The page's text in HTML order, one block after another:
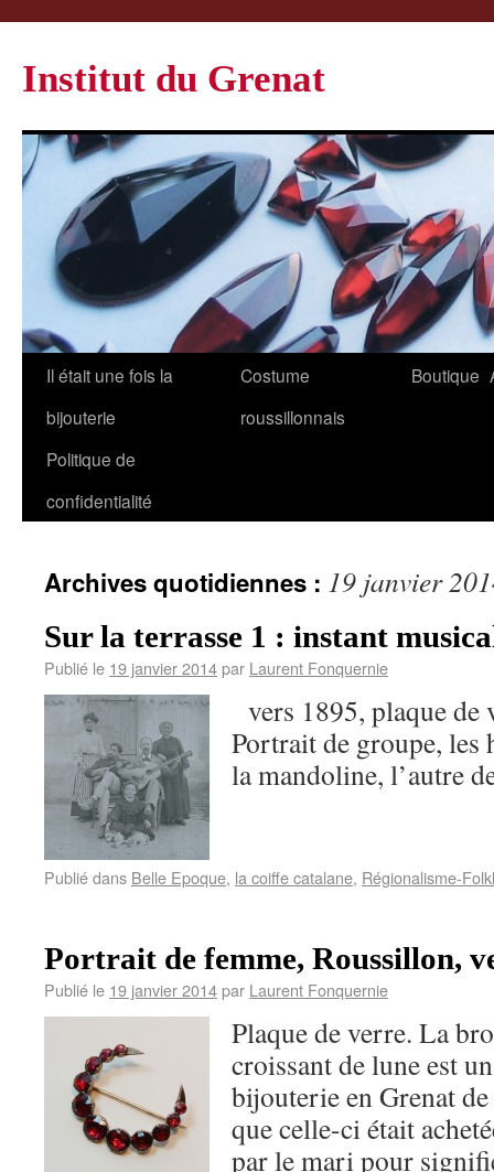
Institut du Grenat
Il était une fois la
bijouterie
Costume
roussillonnais
Boutique
Politique de
confidentialité
Archives quotidiennes : 19 janvier
Sur la terrasse 1 : instant
Publié le 19 janvier 2014par Laurent Fonquernie
vers 1895, plaque de
Portrait de groupe, les
la mandoline, l’autre
Publié dans Belle Epoque, la coiffe catalane, Régionalisme-
Portrait de femme, Roussillon,
Publié le 19 janvier 2014par Laurent Fonquernie
Plaque de verre. La
croissant de lune est
bijouterie en Grenat
que celle-ci était
par le mari pour